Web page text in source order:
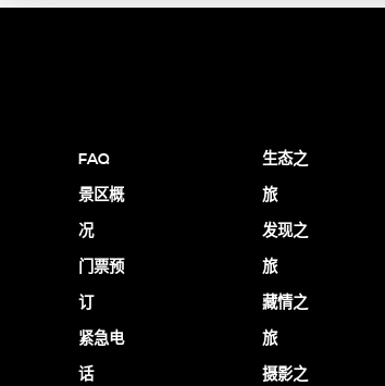
FAQ
景区概
况
门票预
订
紧急电
话
生态之
旅
发现之
旅
藏情之
旅
摄影之